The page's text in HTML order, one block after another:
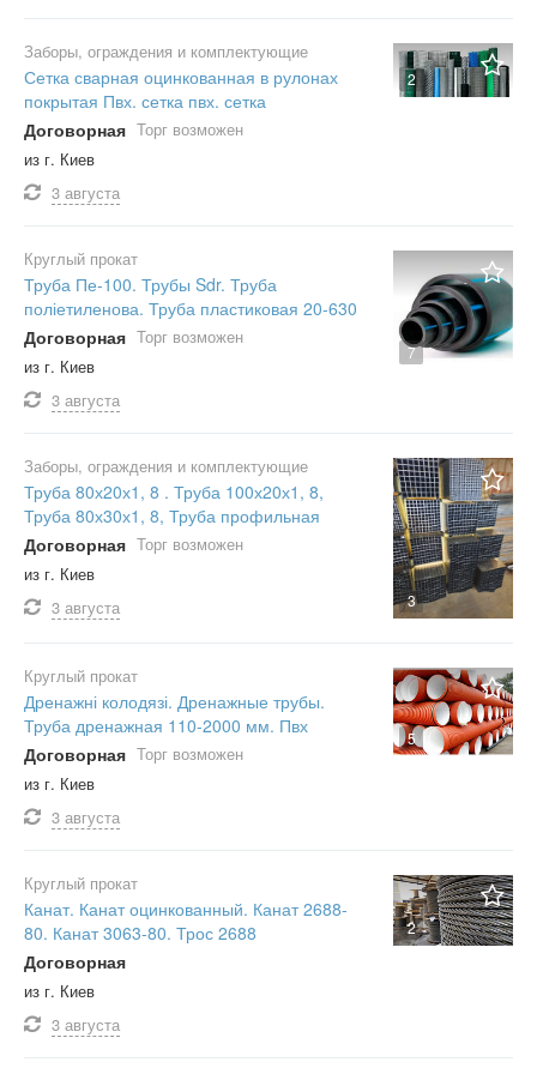
2
Заборы, ограждения и комплектующие
Сетка сварная оцинкованная в рулонах
покрытая Пвх. сетка пвх. сетка
Договорная Торг возможен
из г. Киев
3 августа
7
Круглый прокат
Труба Пе-100. Трубы Sdr. Труба
поліетиленова. Труба пластиковая 20-630
Договорная Торг возможен
из г. Киев
3 августа
3
Заборы, ограждения и комплектующие
Труба 80х20х1, 8 . Труба 100х20х1, 8,
Труба 80х30х1, 8, Труба профильная
Договорная Торг возможен
из г. Киев
3 августа
5
Круглый прокат
Дренажні колодязі. Дренажные трубы.
Труба дренажная 110-2000 мм. Пвх
Договорная Торг возможен
из г. Киев
3 августа
2
Круглый прокат
Канат. Канат оцинкованный. Канат 2688-
80. Канат 3063-80. Трос 2688
Договорная
из г. Киев
3 августа